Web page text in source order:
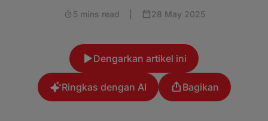
5 mins read 28 May 2025
Dengarkan artikel ini
Ringkas dengan AI Bagikan